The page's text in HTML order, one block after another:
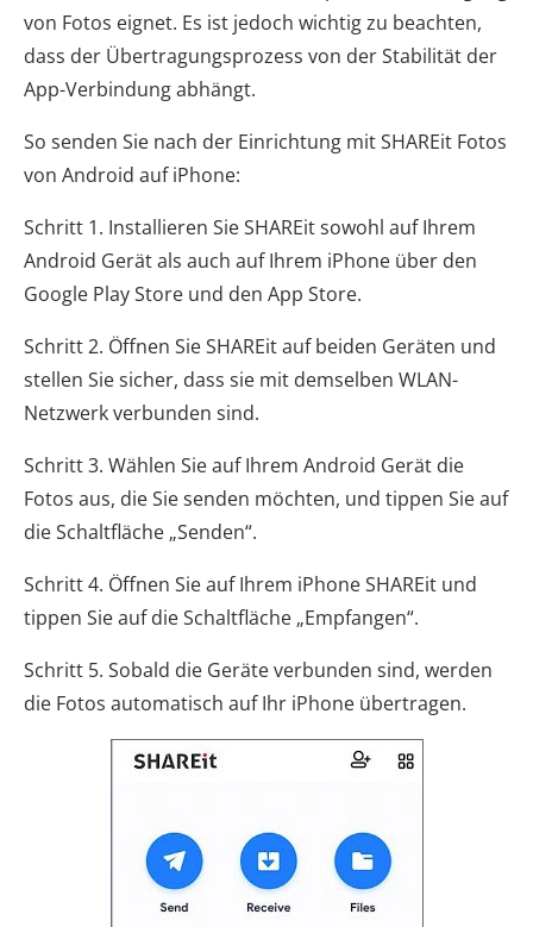
von Fotos eignet. Es ist jedoch wichtig zu beachten,
dass der Übertragungsprozess von der Stabilität der
App-Verbindung abhängt.
So senden Sie nach der Einrichtung mit SHAREit Fotos
von Android auf iPhone:
Schritt 1. Installieren Sie SHAREit sowohl auf Ihrem
Android Gerät als auch auf Ihrem iPhone über den
Google Play Store und den App Store.
Schritt 2. Öffnen Sie SHAREit auf beiden Geräten und
stellen Sie sicher, dass sie mit demselben WLAN-
Netzwerk verbunden sind.
Schritt 3. Wählen Sie auf Ihrem Android Gerät die
Fotos aus, die Sie senden möchten, und tippen Sie auf
die Schaltfläche „Senden“.
Schritt 4. Öffnen Sie auf Ihrem iPhone SHAREit und
tippen Sie auf die Schaltfläche „Empfangen“.
Schritt 5. Sobald die Geräte verbunden sind, werden
die Fotos automatisch auf Ihr iPhone übertragen.